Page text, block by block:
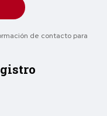
de contacto para